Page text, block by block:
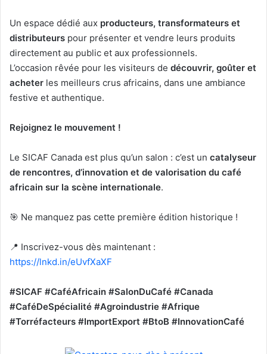
Un espace dédié aux producteurs, transformateurs et
distributeurs pour présenter et vendre leurs produits
directement au public et aux professionnels.
L’occasion rêvée pour les visiteurs de découvrir, goûter et
acheter les meilleurs crus africains, dans une ambiance
festive et authentique.
Rejoignez le mouvement !
Le SICAF Canada est plus qu’un salon : c’est un catalyseur
de rencontres, d’innovation et de valorisation du café
africain sur la scène internationale.
🎯 Ne manquez pas cette première édition historique !
📍 Inscrivez-vous dès maintenant :
https://lnkd.in/eUvfXaXF
#SICAF #CaféAfricain #SalonDuCafé #Canada
#CaféDeSpécialité #Agroindustrie #Afrique
#Torréfacteurs #ImportExport #BtoB #InnovationCafé